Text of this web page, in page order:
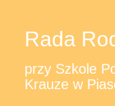
Rada
przy Szkole
Krauze w